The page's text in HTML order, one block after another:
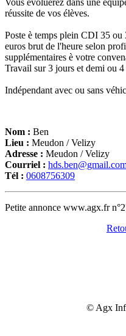
réussite de vos élèves.
Poste è temps plein CDI 35
euros brut de l'heure selon
supplémentaires è votre
Travail sur 3 jours et demi ou
Indépendant avec ou sans
Nom : Ben
Lieu : Meudon / Velizy
Adresse : Meudon / Velizy
Courriel :
Tél : 0608756309
Petite annonce www.agx.fr
© Agx